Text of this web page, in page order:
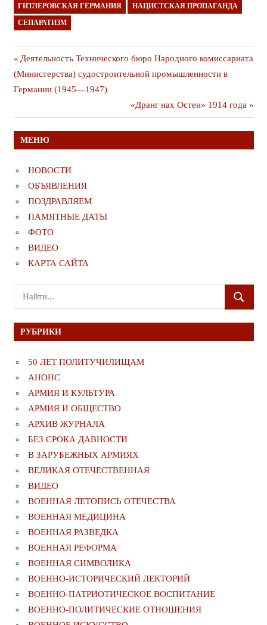
ГИТЛЕРОВСКАЯ ГЕРМАНИЯ НАЦИСТСКАЯ ПРОПАГАНДА
СЕПАРАТИЗМ
Навигация
по
Предыдущая
публикация
Деятельность Технического бюро Народного комиссариата
(Министерства) судостроительной промышленности в
Германии (1945—1947)
Следующая
публикация
«Дранг нах Остен» 1914 года
МЕНЮ
НОВОСТИ
ОБЪЯВЛЕНИЯ
ПОЗДРАВЛЯЕМ
ПАМЯТНЫЕ ДАТЫ
ФОТО
ВИДЕО
КАРТА САЙТА
Поиск
для:
ПОИСК
РУБРИКИ
50 ЛЕТ ПОЛИТУЧИЛИЩАМ
АНОНС
АРМИЯ И КУЛЬТУРА
АРМИЯ И ОБЩЕСТВО
АРХИВ ЖУРНАЛА
БЕЗ СРОКА ДАВНОСТИ
В ЗАРУБЕЖНЫХ АРМИЯХ
ВЕЛИКАЯ ОТЕЧЕСТВЕННАЯ
ВИДЕО
ВОЕННАЯ ЛЕТОПИСЬ ОТЕЧЕСТВА
ВОЕННАЯ МЕДИЦИНА
ВОЕННАЯ РАЗВЕДКА
ВОЕННАЯ РЕФОРМА
ВОЕННАЯ СИМВОЛИКА
ВОЕННО-ИСТОРИЧЕСКИЙ ЛЕКТОРИЙ
ВОЕННО-ПАТРИОТИЧЕСКОЕ ВОСПИТАНИЕ
ВОЕННО-ПОЛИТИЧЕСКИE ОТНОШЕНИЯ